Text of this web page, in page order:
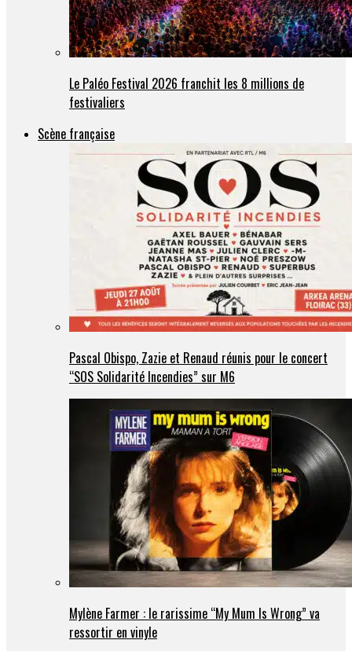
Le Paléo Festival 2026 franchit les 8 millions de
festivaliers
Scène française
Pascal Obispo, Zazie et Renaud réunis pour le concert
“SOS Solidarité Incendies” sur M6
Mylène Farmer : le rarissime “My Mum Is Wrong” va
ressortir en vinyle